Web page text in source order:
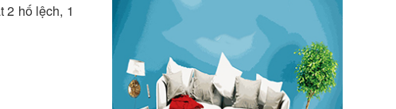
2 hố lệch, 1